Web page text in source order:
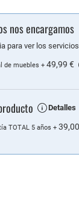
nos encargamos
para ver los
de muebles + 49,99 €
Detalles
TOTAL 5 años +